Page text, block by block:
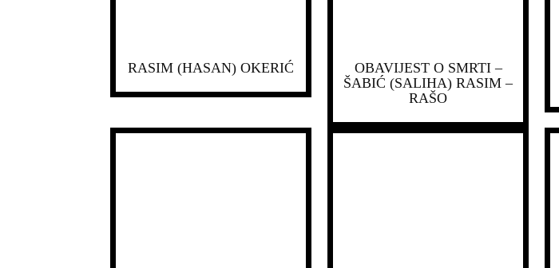
RASIM (HASAN) OKERIĆ
OBAVIJEST O SMRTI –
ŠABIĆ (SALIHA) RASIM –
RAŠO